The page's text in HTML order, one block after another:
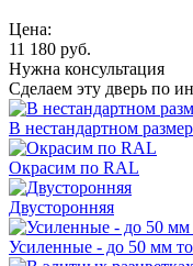
Цена:
11 180 руб.
Нужна консультация
Сделаем эту дверь по
В нестандартном
Окрасим по RAL
Двусторонняя
Усиленные - до 50 мм